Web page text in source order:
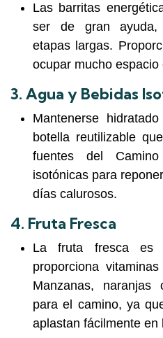
Las barritas
ser de gran ayuda,
etapas largas.
ocupar mucho espacio
3. Agua y Bebidas
Mantenerse
botella reutilizable
fuentes del
isotónicas para
días calurosos.
4. Fruta Fresca
La fruta fresca es
proporciona
Manzanas,
para el camino, ya
aplastan fácilmente en